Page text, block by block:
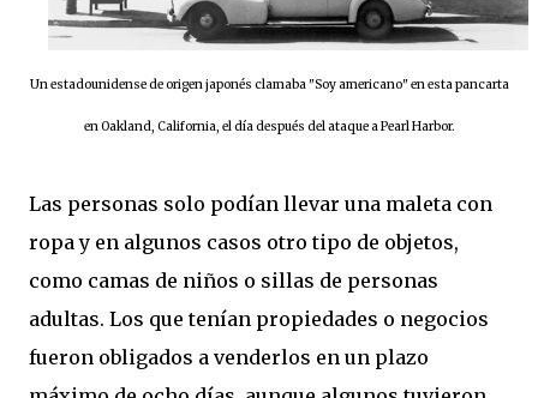
Un estadounidense de origen japonés clamaba "Soy americano" en esta pancarta
en Oakland, California, el día después del ataque a Pearl Harbor.
Las personas solo podían llevar una maleta con
ropa y en algunos casos otro tipo de objetos,
como camas de niños o sillas de personas
adultas. Los que tenían propiedades o negocios
fueron obligados a venderlos en un plazo